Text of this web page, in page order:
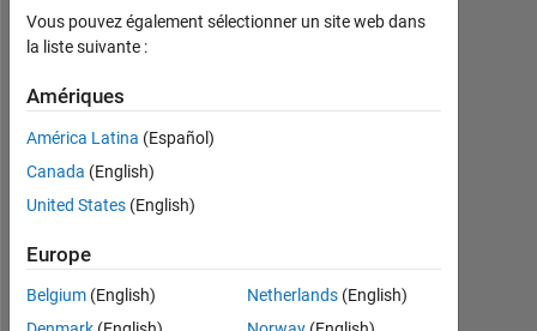
y a
Actif
depuis
2016
0
Following:
0
Vous pouvez également sélectionner un site web dans
la liste suivante :
Amériques
América Latina (Español)
Canada (English)
United States (English)
Europe
Belgium (English)
Netherlands(English)